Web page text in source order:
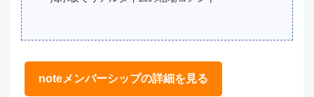
noteメンバーシップの詳細を見る